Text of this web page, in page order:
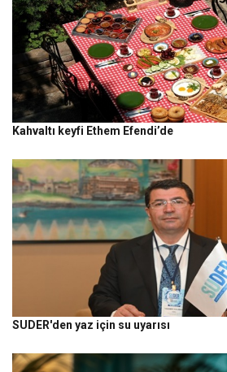
Kahvaltı keyfi Ethem Efendi’de
SUDER'den yaz için su uyarısı